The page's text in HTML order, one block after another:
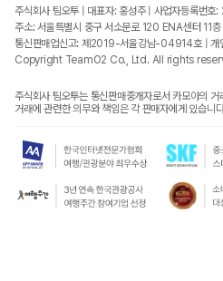
주식회사 팀오투 | 대표자: 홍성주 | 사업자등록
주소: 서울특별시 중구 서소문로 120 ENA센터 11층
통신판매업신고: 제2019-서울강남-04914호 | 개
Copyright TeamO2 Co., Ltd. All rights
주식회사 팀오투는 통신판매중개자로서 카모아의
거래에 관련한 의무와 책임은 각 판매자에게 있습니